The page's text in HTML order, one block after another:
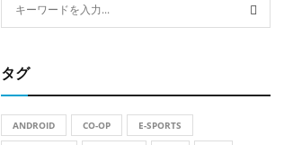
c
h
f
o
タグ
ANDROID CO-OP E-SPORTS